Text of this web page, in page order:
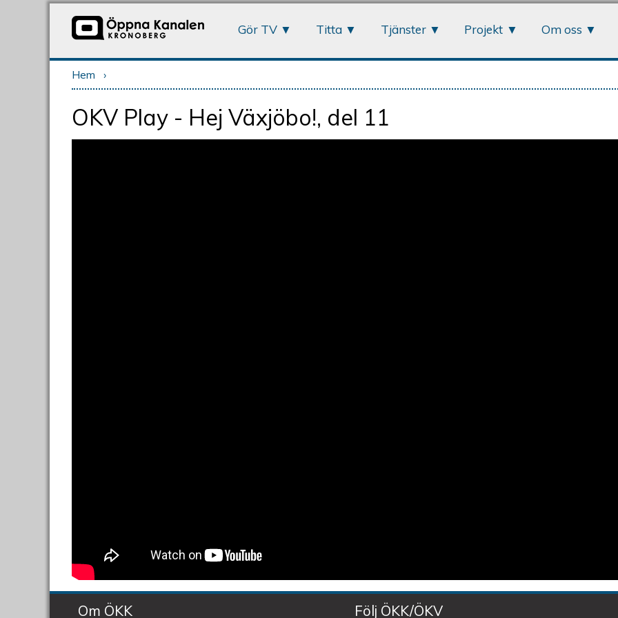
Gör TV Titta Tjänster Projekt Om oss
Du är här
Hem ›
OKV Play - Hej Växjöbo!, del 11
Om ÖKK Följ ÖKK/ÖKV